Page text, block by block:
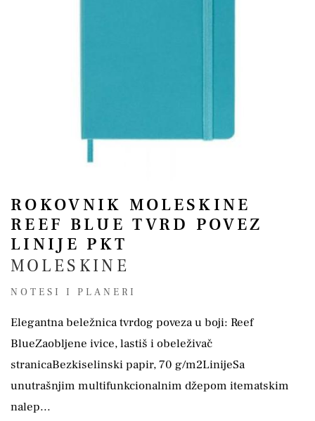
ROKOVNIK MOLESKINE
REEF BLUE TVRD POVEZ
LINIJE PKT
MOLESKINE
NOTESI I PLANERI
Elegantna beležnica tvrdog poveza u boji: Reef
BlueZaobljene ivice, lastiš i obeleživač
stranicaBezkiselinski papir, 70 g/m2LinijeSa
unutrašnjim multifunkcionalnim džepom itematskim
nalep...